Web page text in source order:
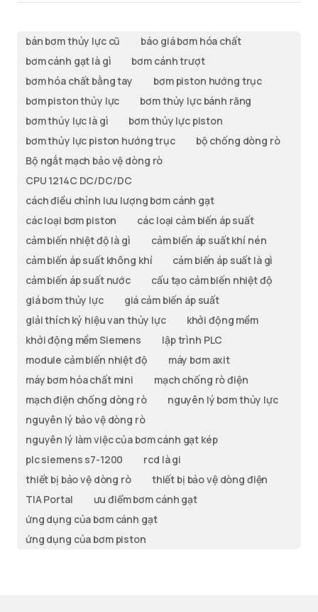
bán bơm thủy lực cũ
báo giá bơm hóa chất
bơm cánh gạt là gì
bơm cánh trượt
bơm hóa chất bằng tay
bơm piston hướng trục
bơm piston thủy lực
bơm thủy lực bánh răng
bơm thủy lực là gì
bơm thủy lực piston
bơm thủy lực piston hướng trục
bộ chống dòng rò
Bộ ngắt mạch bảo vệ dòng rò
CPU 1214C DC/DC/DC
cách điều chỉnh lưu lượng bơm cánh gạt
các loại bơm piston
các loại cảm biến áp suất
cảm biến nhiệt độ là gì
cảm biến áp suất khí nén
cảm biến áp suất không khí
cảm biến áp suất là gì
cảm biến áp suất nước
cấu tạo cảm biến nhiệt độ
giá bơm thủy lực
giá cảm biến áp suất
giải thích ký hiệu van thủy lực
khởi động mềm
khởi động mềm Siemens
lập trình PLC
module cảm biến nhiệt độ
máy bơm axit
máy bơm hóa chất mini
mạch chống rò điện
mạch điện chống dòng rò
nguyên lý bơm thủy lực
nguyên lý bảo vệ dòng rò
nguyên lý làm việc của bơm cánh gạt kép
plc siemens s7-1200
rcd là gi
thiết bị bảo vệ dòng rò
thiết bị bảo vệ dòng điện
TIA Portal
ưu điểm bơm cánh gạt
ứng dụng của bơm cánh gạt
ứng dụng của bơm piston